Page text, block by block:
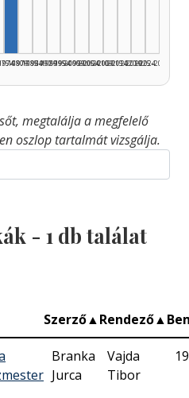
1980–1984
1985–1989
1990–1994
1995–1999
2000–2004
2005–2009
2010–2014
2015–2019
2020–2024
2025–2026
megtalálja a megfelelő
oszlop tartalmát vizsgálja.
- 1 db találat
Szerző▲Rendező▲
Branka
Jurca
Vajda
Tibor